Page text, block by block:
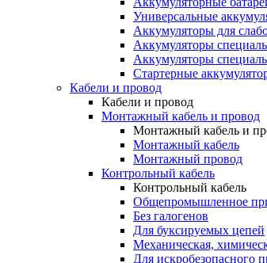
Универсальные
Аккумуляторы для
Аккумуляторы
Аккумуляторы
Стартерные
Кабели и провод
Кабели и провод
Монтажный кабель и провод
Монтажный кабель и
Монтажный кабель
Монтажный провод
Контрольный кабель
Контрольный кабель
Общепромышленное
Без галогенов
Для буксируемых цепей
Механическая,
Для искробезопасного